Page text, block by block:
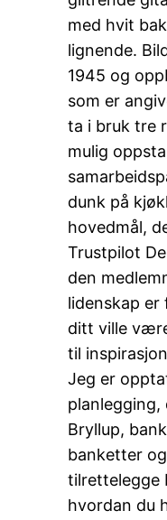
med hvit
lignende.
1945 og
som er
ta i bruk tre
mulig
dunk på
hovedmål,
Trustpilot
den
lidenskap er
ditt ville
til
Jeg er
Bryllup,
banketter
tilrettelegge
hvordan du